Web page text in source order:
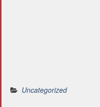
Uncategorized